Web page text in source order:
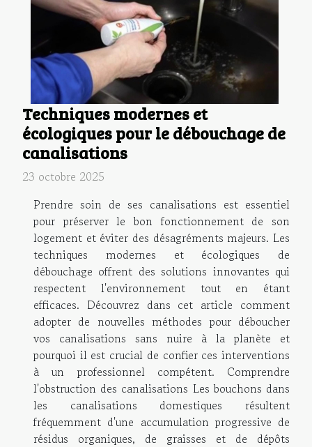
Techniques modernes et
écologiques pour le débouchage de
canalisations
23 octobre 2025
Prendre soin de ses canalisations est essentiel
pour préserver le bon fonctionnement de son
logement et éviter des désagréments majeurs. Les
techniques modernes et écologiques de
débouchage offrent des solutions innovantes qui
respectent l'environnement tout en étant
efficaces. Découvrez dans cet article comment
adopter de nouvelles méthodes pour déboucher
vos canalisations sans nuire à la planète et
pourquoi il est crucial de confier ces interventions
à un professionnel compétent. Comprendre
l'obstruction des canalisations Les bouchons dans
les canalisations domestiques résultent
fréquemment d'une accumulation progressive de
résidus organiques, de graisses et de dépôts